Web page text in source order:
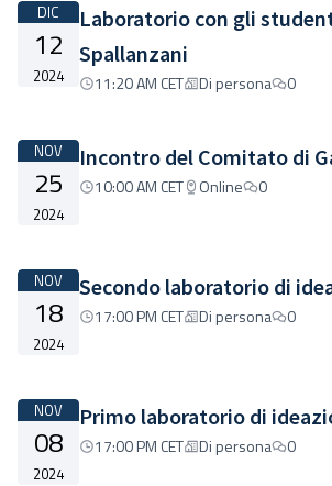
DIC
12
2024
Laboratorio con gli
Spallanzani
11:20 AM CET Di persona 0
NOV
25
2024
Incontro del Comitato di
10:00 AM CET Online 0
NOV
18
2024
Secondo laboratorio di
17:00 PM CET Di persona 0
NOV
08
2024
Primo laboratorio di
17:00 PM CET Di persona 0